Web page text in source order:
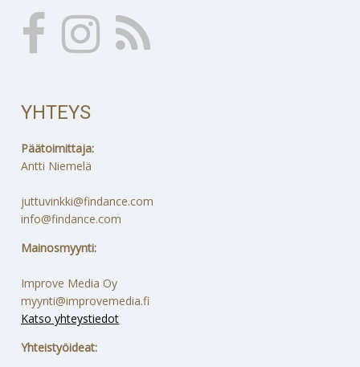
YHTEYS
Päätoimittaja:
Antti Niemelä
juttuvinkki@findance.com
info@findance.com
Mainosmyynti:
Improve Media Oy
myynti@improvemedia.fi
Katso yhteystiedot
Yhteistyöideat: